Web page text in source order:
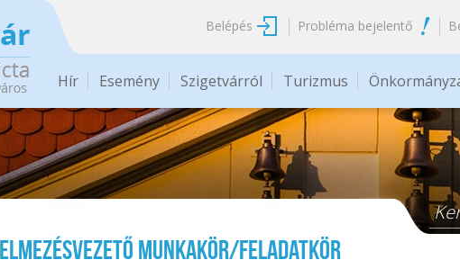
Belépés Probléma bejelentő
Hír Esemény Szigetvárról Turizmus
élelmezésvezető munkakör/feladatkör